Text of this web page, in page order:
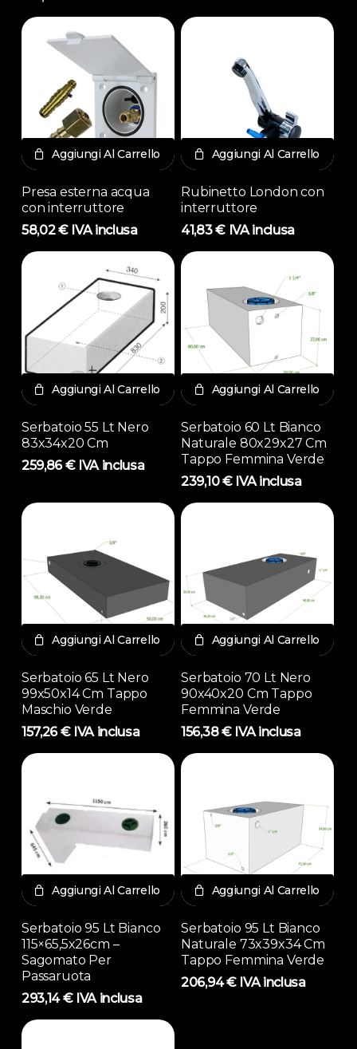
Aggiungi Al Carrello
Presa esterna acqua
con interruttore
58,02€ IVA inclusa
Aggiungi Al Carrello
Rubinetto London con
interruttore
41,83€ IVA inclusa
Aggiungi Al Carrello
Serbatoio 55 Lt Nero
83x34x20 Cm
259,86€ IVA inclusa
Aggiungi Al Carrello
Serbatoio 60 Lt Bianco
Naturale 80x29x27 Cm
Tappo Femmina Verde
239,10€ IVA inclusa
Aggiungi Al Carrello
Serbatoio 65 Lt Nero
99x50x14 Cm Tappo
Maschio Verde
157,26€ IVA inclusa
Aggiungi Al Carrello
Serbatoio 70 Lt Nero
90x40x20 Cm Tappo
Femmina Verde
156,38€ IVA inclusa
Aggiungi Al Carrello
Serbatoio 95 Lt Bianco
115×65,5x26cm –
Sagomato Per
Passaruota
293,14€ IVA inclusa
Aggiungi Al Carrello
Serbatoio 95 Lt Bianco
Naturale 73x39x34 Cm
Tappo Femmina Verde
206,94€ IVA inclusa